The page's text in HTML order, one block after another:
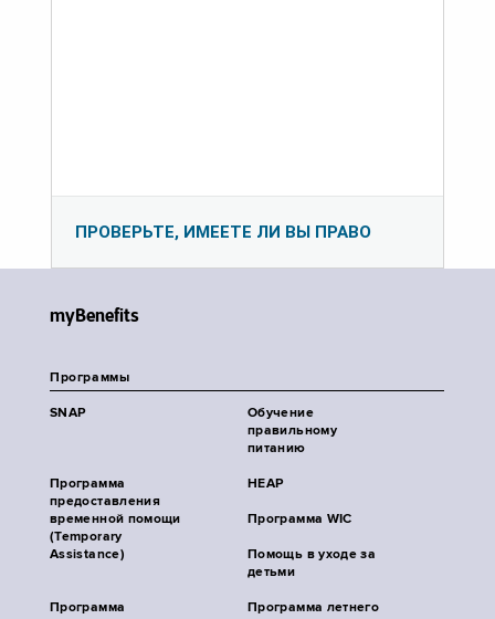
ПРОВЕРЬТЕ, ИМЕЕТЕ ЛИ ВЫ ПРАВО
myBenefits
Программы
SNAP
Обучение
правильному
питанию
Программа
предоставления
временной помощи
(Temporary
Assistance)
HEAP
Программа WIC
Помощь в уходе за
детьми
Программа
Программа летнего